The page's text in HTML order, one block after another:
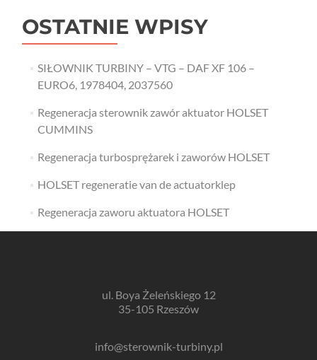
OSTATNIE WPISY
SIŁOWNIK TURBINY – VTG – DAF XF 106 –
EURO6, 1978404, 2037560
Regeneracja sterownik zawór aktuator HOLSET
CUMMINS
Regeneracja turbosprężarek i zaworów HOLSET
HOLSET regeneratie van de actuatorklep
Regeneracja zaworu aktuatora HOLSET
ul. Boya Żeleńskiego 12
35-105 Rzeszów
info@sterownik-turbiny.pl